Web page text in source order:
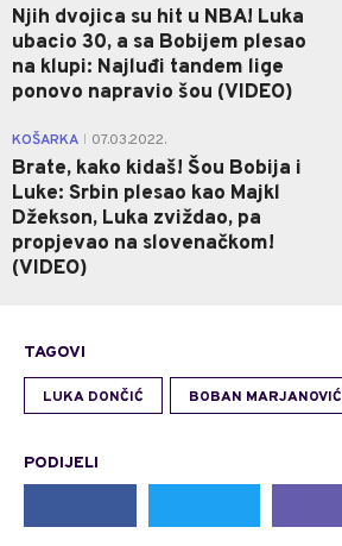
Njih dvojica su hit u NBA! Luka
ubacio 30, a sa Bobijem plesao
na klupi: Najluđi tandem lige
ponovo napravio šou (VIDEO)
KOŠARKA 07.03.2022.
Brate, kako kidaš! Šou Bobija i
Luke: Srbin plesao kao Majkl
Džekson, Luka zviždao, pa
propjevao na slovenačkom!
(VIDEO)
TAGOVI
LUKA DONČIĆ BOBAN MARJANOVIĆ
PODIJELI